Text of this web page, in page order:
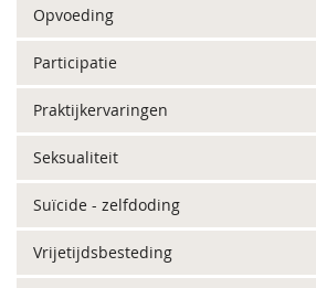
Opvoeding
Participatie
Praktijkervaringen
Seksualiteit
Suïcide - zelfdoding
Vrijetijdsbesteding